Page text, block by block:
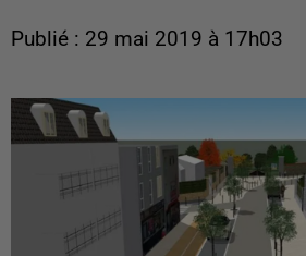
Publié : 29 mai 2019 à 17h03